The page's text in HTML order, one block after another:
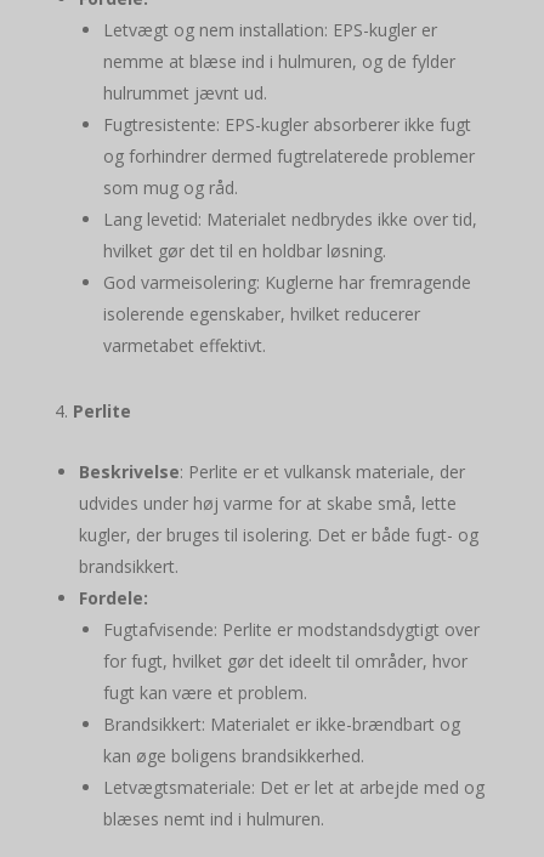
Letvægt og nem installation: EPS-kugler er
nemme at blæse ind i hulmuren, og de fylder
hulrummet jævnt ud.
Fugtresistente: EPS-kugler absorberer ikke fugt
og forhindrer dermed fugtrelaterede problemer
som mug og råd.
Lang levetid: Materialet nedbrydes ikke over tid,
hvilket gør det til en holdbar løsning.
God varmeisolering: Kuglerne har fremragende
isolerende egenskaber, hvilket reducerer
varmetabet effektivt.
Perlite
Beskrivelse: Perlite er et vulkansk materiale, der
udvides under høj varme for at skabe små, lette
kugler, der bruges til isolering. Det er både fugt- og
brandsikkert.
Fordele:
Fugtafvisende: Perlite er modstandsdygtigt over
for fugt, hvilket gør det ideelt til områder, hvor
fugt kan være et problem.
Brandsikkert: Materialet er ikke-brændbart og
kan øge boligens brandsikkerhed.
Letvægtsmateriale: Det er let at arbejde med og
blæses nemt ind i hulmuren.